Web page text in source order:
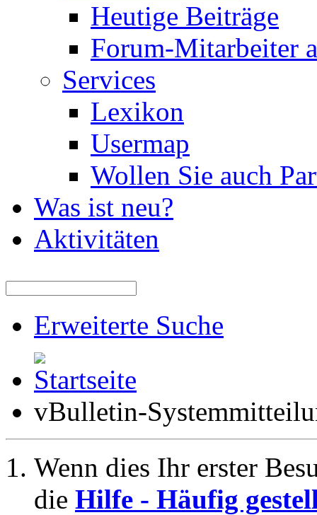
Heutige Beiträge
Forum-Mitarbeiter
Services
Lexikon
Usermap
Wollen Sie auch
Was ist neu?
Aktivitäten
Erweiterte Suche
vBulletin-
Wenn dies Ihr erster
die Hilfe - Häufig